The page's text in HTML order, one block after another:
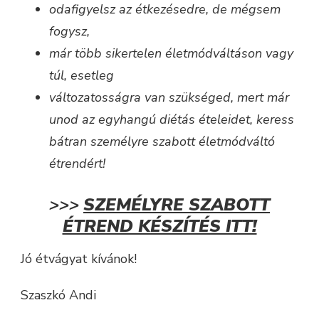
odafigyelsz az étkezésedre, de mégsem
fogysz,
már több sikertelen életmódváltáson vagy
túl, esetleg
változatosságra van szükséged, mert már
unod az egyhangú diétás ételeidet, keress
bátran személyre szabott életmódváltó
étrendért!
>>>SZEMÉLYRE SZABOTT
ÉTREND KÉSZÍTÉS ITT!
Jó étvágyat kívánok!
Szaszkó Andi